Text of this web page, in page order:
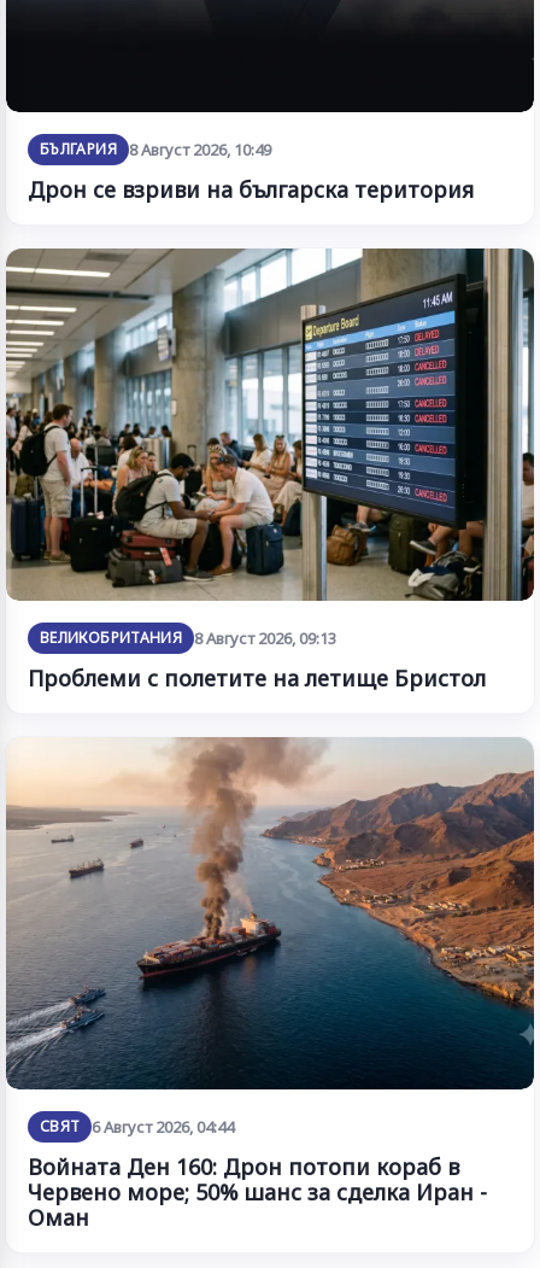
БЪЛГАРИЯ 8 Август 2026, 10:49
Дрон се взриви на българска територия
ВЕЛИКОБРИТАНИЯ 8 Август 2026, 09:13
Проблеми с полетите на летище Бристол
СВЯТ 6 Август 2026, 04:44
Войната Ден 160: Дрон потопи кораб в
Червено море; 50% шанс за сделка Иран -
Оман